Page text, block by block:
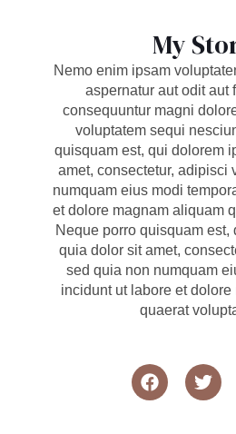
My
Nemo enim ipsam
aspernatur aut odit aut
consequuntur magni
voluptatem sequi
quisquam est, qui dolorem
amet, consectetur, adipisci
numquam eius modi
et dolore magnam aliquam
Neque porro quisquam est,
quia dolor sit amet,
sed quia non numquam
incidunt ut labore et
quaerat
a
c
w
i